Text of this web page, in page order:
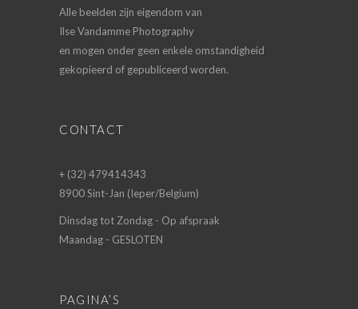
Alle beelden zijn eigendom van
Ilse Vandamme Photography
en mogen onder geen enkele omstandigheid
gekopieerd of gepubliceerd worden.
CONTACT
+ (32) 479414343
8900 Sint-Jan (Ieper/Belgium)
Dinsdag tot Zondag - Op afspraak
Maandag - GESLOTEN
PAGINA’S